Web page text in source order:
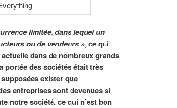
limitée, dans lequel un
ou de vendeurs », ce qui
dans de nombreux grands
portée des sociétés était très
exister que
entreprises sont devenues si
notre société, ce qui n’est bon